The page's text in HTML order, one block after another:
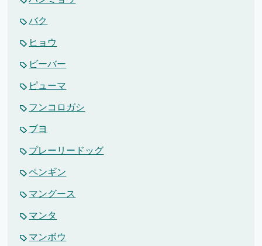
バク
ヒョウ
ビーバー
ピューマ
フンコロガシ
ブヨ
プレーリードッグ
ペンギン
マングース
マンタ
マンボウ